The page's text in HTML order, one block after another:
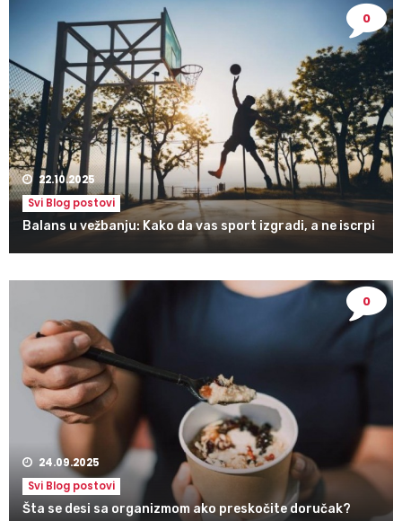
0
22.10.2025
Svi Blog postovi
Balans u vežbanju: Kako da vas sport izgradi, a ne iscrpi
0
24.09.2025
Svi Blog postovi
Šta se desi sa organizmom ako preskočite doručak?